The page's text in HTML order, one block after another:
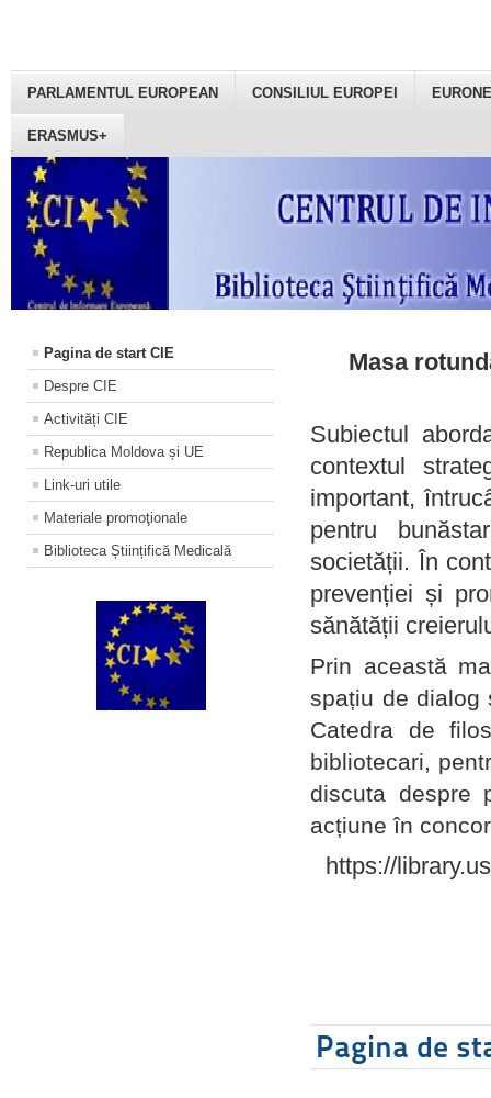
PARLAMENTUL EUROPEAN CONSILIUL EUROPEI
ERASMUS+
Pagina de start CIE
Despre CIE
Activități CIE
Republica Moldova și UE
Link-uri utile
Materiale promoţionale
Biblioteca Științifică Medicală
Masa
Subiectul
contextul
important,
pentru
societății. În
prevenției și
sănătății
Prin această
spațiu de dialog
Catedra de
bibliotecari,
discuta despre
acțiune în
https://
Pagina de